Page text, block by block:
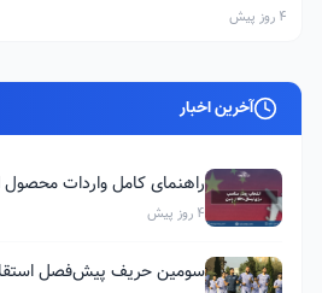
4 روز پیش
آخرین اخبار
راهنمای کامل واردات
4 روز پیش
سومین حریف پیش‌فصل